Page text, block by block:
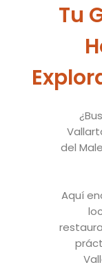
Tu
del
Aquí